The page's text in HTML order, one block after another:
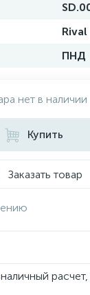
Rival
ПНД
нет в наличии
Купить
Заказать товар